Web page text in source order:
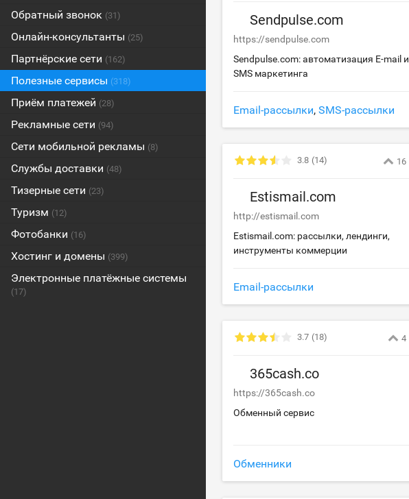
Обратный звонок (31)
Онлайн-консультанты (25)
Партнёрские сети (162)
Полезные сервисы (318)
Приём платежей (28)
Рекламные сети (94)
Сети мобильной рекламы (8)
Службы доставки (48)
Тизерные сети (23)
Туризм (12)
Фотобанки (16)
Хостинг и домены (399)
Электронные платёжные системы
(17)
Sendpulse.com
https://sendpulse.com
Sendpulse.com: автоматизация E-mail и
SMS маркетинга
Email-рассылки, SMS-рассылки
3.8 (14) 16
Estismail.com
http://estismail.com
Estismail.com: рассылки, лендинги,
инструменты коммерции
Email-рассылки
3.7 (18) 4
365cash.co
https://365cash.co
Обменный сервис
Обменники